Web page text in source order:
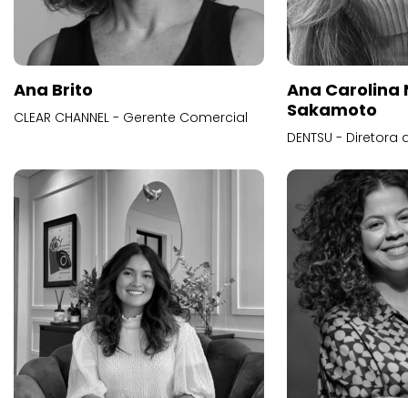
Ana Brito
CLEAR CHANNEL - Gerente Comercial
Ana Carolina
Sakamoto
DENTSU -